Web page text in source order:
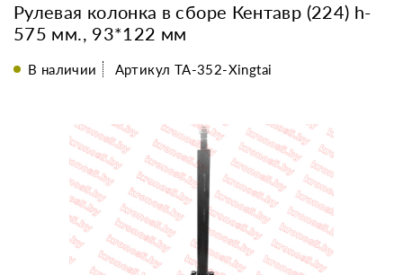
Рулевая колонка в сборе Кентавр (224) h-
575 мм., 93*122 мм
В наличии Артикул TA-352-Xingtai